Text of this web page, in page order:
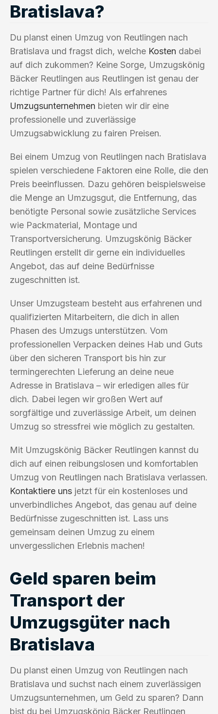
Bratislava?
Du planst einen Umzug von Reutlingen nach
Bratislava und fragst dich, welche Kosten dabei
auf dich zukommen? Keine Sorge, Umzugskönig
Bäcker Reutlingen aus Reutlingen ist genau der
richtige Partner für dich! Als erfahrenes
Umzugsunternehmen bieten wir dir eine
professionelle und zuverlässige
Umzugsabwicklung zu fairen Preisen.
Bei einem Umzug von Reutlingen nach Bratislava
spielen verschiedene Faktoren eine Rolle, die den
Preis beeinflussen. Dazu gehören beispielsweise
die Menge an Umzugsgut, die Entfernung, das
benötigte Personal sowie zusätzliche Services
wie Packmaterial, Montage und
Transportversicherung. Umzugskönig Bäcker
Reutlingen erstellt dir gerne ein individuelles
Angebot, das auf deine Bedürfnisse
zugeschnitten ist.
Unser Umzugsteam besteht aus erfahrenen und
qualifizierten Mitarbeitern, die dich in allen
Phasen des Umzugs unterstützen. Vom
professionellen Verpacken deines Hab und Guts
über den sicheren Transport bis hin zur
termingerechten Lieferung an deine neue
Adresse in Bratislava – wir erledigen alles für
dich. Dabei legen wir großen Wert auf
sorgfältige und zuverlässige Arbeit, um deinen
Umzug so stressfrei wie möglich zu gestalten.
Mit Umzugskönig Bäcker Reutlingen kannst du
dich auf einen reibungslosen und komfortablen
Umzug von Reutlingen nach Bratislava verlassen.
Kontaktiere uns jetzt für ein kostenloses und
unverbindliches Angebot, das genau auf deine
Bedürfnisse zugeschnitten ist. Lass uns
gemeinsam deinen Umzug zu einem
unvergesslichen Erlebnis machen!
Geld sparen beim
Transport der
Umzugsgüter nach
Bratislava
Du planst einen Umzug von Reutlingen nach
Bratislava und suchst nach einem zuverlässigen
Umzugsunternehmen, um Geld zu sparen? Dann
bist du bei Umzugskönig Bäcker Reutlingen